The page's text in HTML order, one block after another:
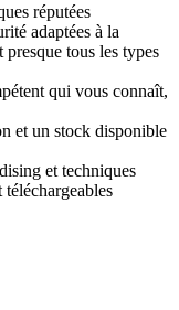
réputées
adaptées à la
tous les types
qui vous connaît,
et un stock disponible
et techniques